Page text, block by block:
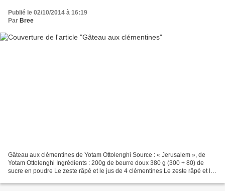
Publié le 02/10/2014 à 16:19
Par Bree
Gâteau aux clémentines de Yotam Ottolenghi Source : « Jerusalem », de
Yotam Ottolenghi Ingrédients : 200g de beurre doux 380 g (300 + 80) de
sucre en poudre Le zeste râpé et le jus de 4 clémentines Le zeste râpé et le